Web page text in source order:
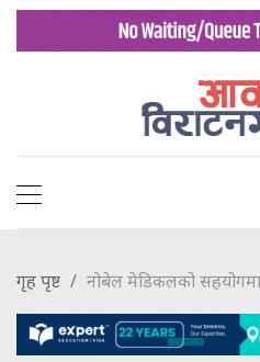
गृह पृष्ट नोबेल मेडिकलको सहयोगमा